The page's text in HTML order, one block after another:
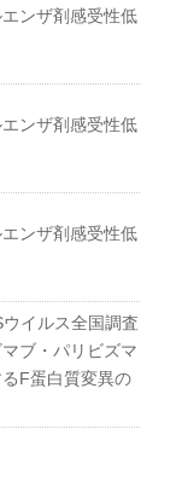
ンザ剤感受性低
ンザ剤感受性低
ンザ剤感受性低
イルス全国調査
ブ・パリビズマ
F蛋白質変異の